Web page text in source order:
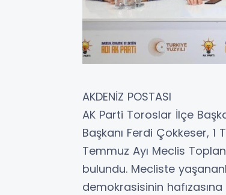
AKDENİZ POSTASI
AK Parti Toroslar İlçe
Başkanı Ferdi Çokkeser,
Temmuz Ayı Meclis
bulundu. Mecliste
demokrasisinin